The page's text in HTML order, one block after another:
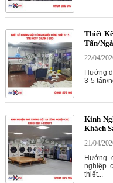
Thiết
Tấn/
22/04/
Hướng
3-5 tấn/
Kinh
Khách
21/04/
Hướng
nghiệp
thiết...